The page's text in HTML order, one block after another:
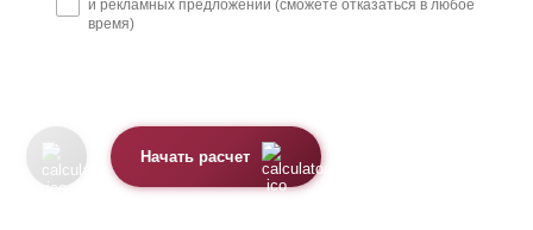
и рекламных предложений (сможете отказаться в любое
время)
Начать расчет